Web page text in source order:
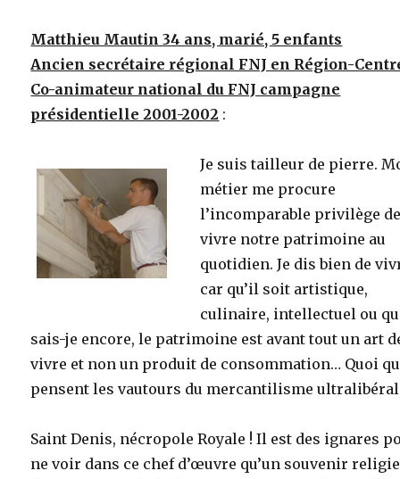
Matthieu Mautin 34 ans, marié, 5 enfants
Ancien secrétaire régional FNJ en Région-
Co-animateur national du FNJ campagne
présidentielle 2001-2002 :
Je suis tailleur de pierre.
métier me procure
l’incomparable privilège
vivre notre patrimoine au
quotidien. Je dis bien de
car qu’il soit artistique,
culinaire, intellectuel ou
sais-je encore, le patrimoine est avant tout un art
vivre et non un produit de consommation… Quoi
pensent les vautours du mercantilisme
Saint Denis, nécropole Royale ! Il est des ignares
ne voir dans ce chef d’œuvre qu’un souvenir